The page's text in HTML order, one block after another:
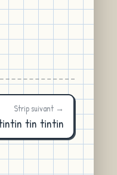
Strip suivant →
tin tintin